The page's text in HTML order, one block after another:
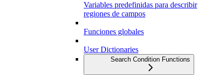
Variables predefinidas para describir
regiones de campos
Funciones globales
User Dictionaries
Search Condition Functions